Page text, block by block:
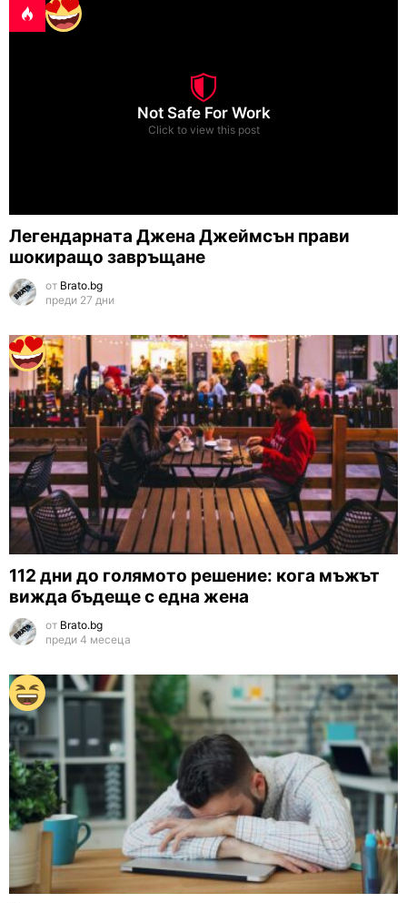
Not Safe For Work
Click to view this post
Легендарната Джена Джеймсън прави
шокиращо завръщане
от Brato.bg
преди 27 дни
112 дни до голямото решение: кога мъжът
вижда бъдеще с една жена
от Brato.bg
преди 4 месеца